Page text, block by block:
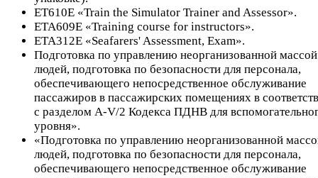
ET610E «Train the Simulator Trainer and Assessor».
ETA609E «Training course for instructors».
ETA312E «Seafarers' Assessment, Exam».
Подготовка по управлению неорганизованной массой
людей, подготовка по безопасности для персонала,
обеспечивающего непосредственное обслуживание
пассажиров в пассажирских помещениях в
с разделом A-V/2 Кодекса ПДНВ для
уровня».
«Подготовка по управлению неорганизованной
людей, подготовка по безопасности для персонала,
обеспечивающего непосредственное обслуживание